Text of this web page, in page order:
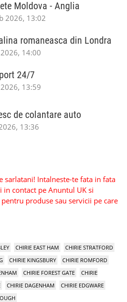
Moldova - Anglia
2026, 13:02
romaneasca din Londra
14:00
24/7
13:59
de colantare auto
13:36
sarlatani! Intalneste-te fata in fata
contact pe Anuntul UK si
produse sau servicii pe care
CHIRIE EAST HAM
CHIRIE STRATFORD
CHIRIE KINGSBURY
CHIRIE ROMFORD
CHIRIE FOREST GATE
CHIRIE
CHIRIE DAGENHAM
CHIRIE EDGWARE